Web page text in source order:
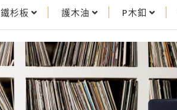
鐵杉板 護木油 P木釦